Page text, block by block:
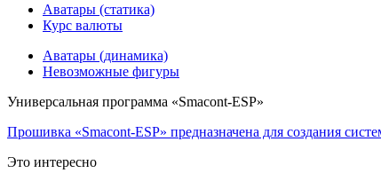
Аватары (статика)
Курс валюты
Аватары (динамика)
Невозможные фигуры
Универсальная программа «Smacont-ESP»
Прошивка «Smacont-ESP» предназначена для создания
Это интересно